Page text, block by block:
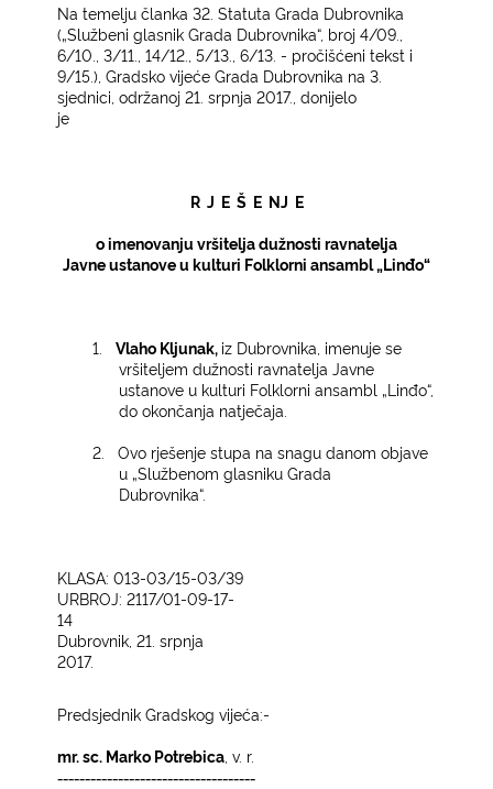
Na temelju članka 32. Statuta Grada Dubrovnika
(„Službeni glasnik Grada Dubrovnika“, broj 4/09.,
6/10., 3/11., 14/12., 5/13., 6/13. - pročišćeni tekst i
9/15.), Gradsko vijeće Grada Dubrovnika na 3.
sjednici, održanoj 21. srpnja 2017., donijelo
je
R J E Š E NJ E
o imenovanju vršitelja dužnosti ravnatelja
Javne ustanove u kulturi Folklorni ansambl „Linđo“
1. Vlaho Kljunak, iz Dubrovnika, imenuje se
vršiteljem dužnosti ravnatelja Javne
ustanove u kulturi Folklorni ansambl „Linđo“,
do okončanja natječaja.
2.
Ovo rješenje stupa na snagu danom objave
u „Službenom glasniku Grada
Dubrovnika“.
KLASA: 013-03/15-03/39
URBROJ: 2117/01-09-17-
14
Dubrovnik, 21. srpnja
2017.
Predsjednik Gradskog vijeća:­
mr. sc. Marko Potrebica , v. r.
------------------------------------